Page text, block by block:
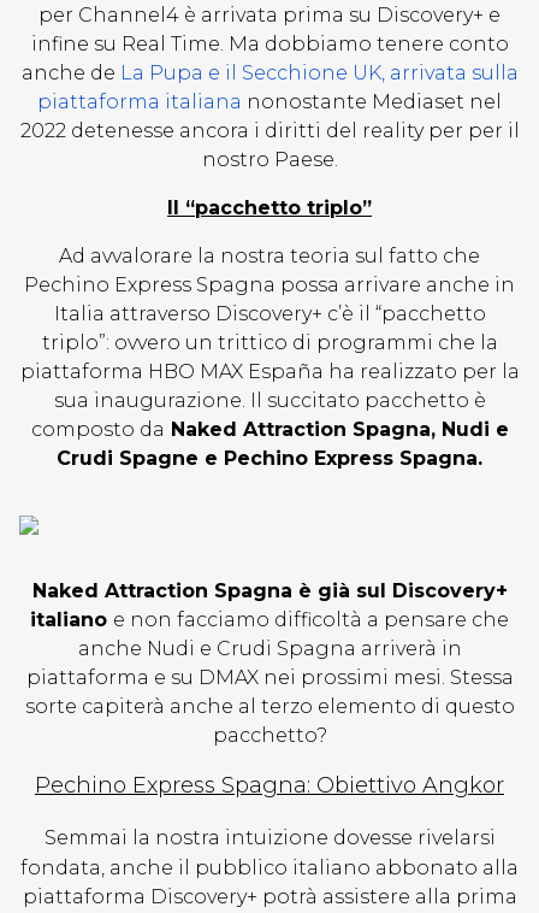
per Channel4 è arrivata prima su Discovery+ e
infine su Real Time. Ma dobbiamo tenere conto
anche de La Pupa e il Secchione UK, arrivata sulla
piattaforma italiana nonostante Mediaset nel
2022 detenesse ancora i diritti del reality per per il
nostro Paese.
Il “pacchetto triplo”
Ad avvalorare la nostra teoria sul fatto che
Pechino Express Spagna possa arrivare anche in
Italia attraverso Discovery+ c’è il “pacchetto
triplo”: ovvero un trittico di programmi che la
piattaforma HBO MAX España ha realizzato per la
sua inaugurazione. Il succitato pacchetto è
composto da Naked Attraction Spagna, Nudi e
Crudi Spagne e Pechino Express Spagna.
Naked Attraction Spagna è già sul Discovery+
italiano e non facciamo difficoltà a pensare che
anche Nudi e Crudi Spagna arriverà in
piattaforma e su DMAX nei prossimi mesi. Stessa
sorte capiterà anche al terzo elemento di questo
pacchetto?
Pechino Express Spagna: Obiettivo Angkor
Semmai la nostra intuizione dovesse rivelarsi
fondata, anche il pubblico italiano abbonato alla
piattaforma Discovery+ potrà assistere alla prima